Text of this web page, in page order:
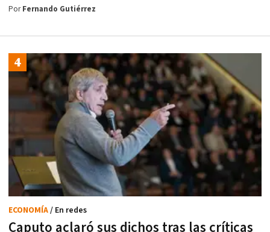
PorFernando Gutiérrez
Caputo aclaró sus dichos tras las críticas
ECONOMÍA/ En redes